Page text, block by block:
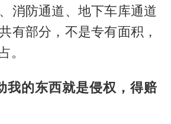
消防通道、地下车库通道
有部分，不是专有面积，
。
我的东西就是侵权，得赔